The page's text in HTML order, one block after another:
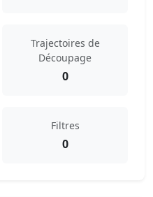
Trajectoires de
Découpage
0
Filtres
0